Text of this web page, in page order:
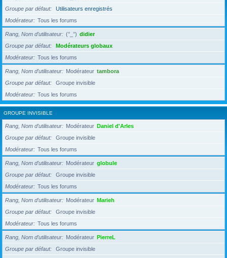
Groupe par défaut
Utilisateurs enregistrés
Modérateur
Tous les forums
Rang, Nom d’utilisateur (°_°) didier
Groupe par défaut
Modérateurs globaux
Modérateur
Tous les forums
Rang, Nom d’utilisateur Modérateur tambora
Groupe par défaut
Groupe invisible
Modérateur
Tous les forums
GROUPE INVISIBLE
Rang, Nom d’utilisateur Modérateur Daniel d'Arles
Groupe par défaut
Groupe invisible
Modérateur
Tous les forums
Rang, Nom d’utilisateur Modérateur globule
Groupe par défaut
Groupe invisible
Modérateur
Tous les forums
Rang, Nom d’utilisateur Modérateur Marieh
Groupe par défaut
Groupe invisible
Modérateur
Tous les forums
Rang, Nom d’utilisateur Modérateur PierreL
Groupe par défaut
Groupe invisible